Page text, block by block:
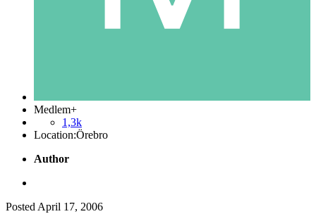
Medlem+
1,3k
Location:Örebro
Author
Posted April 17, 2006